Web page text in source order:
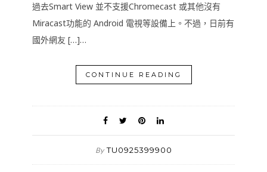
過去Smart View 並不支援Chromecast 或其他沒有
Miracast功能的 Android 電視等設備上。不過，日前有
國外網友 […]…
CONTINUE READING
By TU0925399900